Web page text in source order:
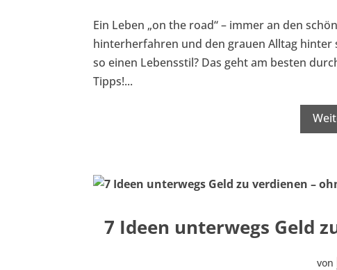
Ein Leben „on the road“ – immer an den
hinterherfahren und den grauen Alltag hinter
so einen Lebensstil? Das geht am besten
Tipps!...
7 Ideen unterwegs Geld
von